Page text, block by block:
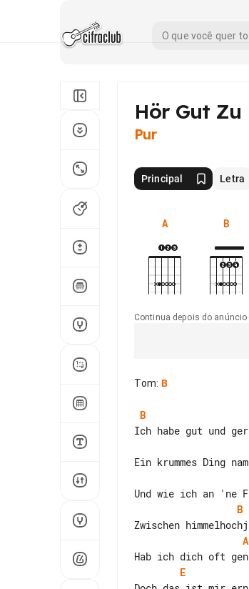
Hör Gut Zu
Pur
Principal Letra
A B
Continua depois do anúncio
Tom: B
B
B
A
E